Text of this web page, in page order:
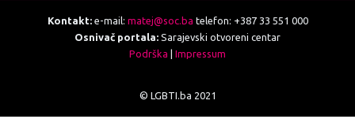
Kontakt:e-mail: matej@soc.ba telefon: +387 33 551 000
Osnivač portala: Sarajevski otvoreni centar
Podrška
Impressum
© LGBTI.ba 2021